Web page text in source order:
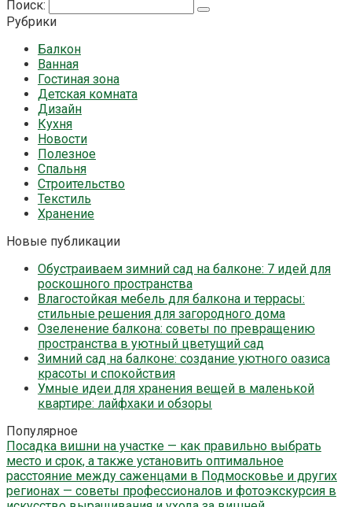
Поиск:
Рубрики
Балкон
Ванная
Гостиная зона
Детская комната
Дизайн
Кухня
Новости
Полезное
Спальня
Строительство
Текстиль
Хранение
Новые публикации
Обустраиваем зимний сад на балконе: 7 идей для
роскошного пространства
Влагостойкая мебель для балкона и террасы:
стильные решения для загородного дома
Озеленение балкона: советы по превращению
пространства в уютный цветущий сад
Зимний сад на балконе: создание уютного оазиса
красоты и спокойствия
Умные идеи для хранения вещей в маленькой
квартире: лайфхаки и обзоры
Популярное
Посадка вишни на участке — как правильно выбрать
место и срок, а также установить оптимальное
расстояние между саженцами в Подмосковье и других
регионах — советы профессионалов и фотоэкскурсия в